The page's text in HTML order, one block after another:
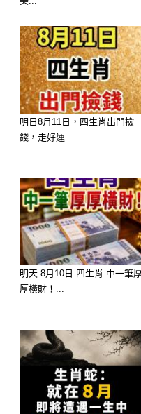
👑 6月轉運大爆
—— 福星高照，
襲
強運指數：
翻身大轉變：
年受了太多委屈
始，最強吉星「
進駐你的事業與
的能量場將得
明日8月11日，四生肖出門撿
錢，走好運...
明天 8月10日 四生肖 中一筆
厚橫財！...